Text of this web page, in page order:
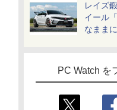
レイズ
イール
なまま
PC Watch を